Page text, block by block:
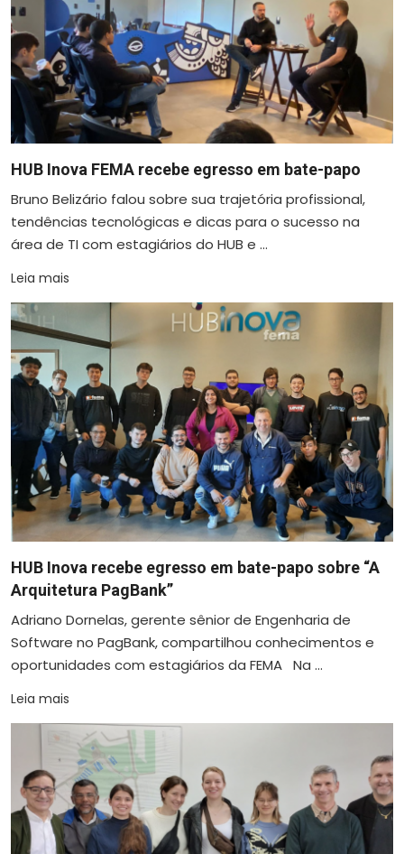
HUB Inova FEMA recebe egresso em bate-papo
Bruno Belizário falou sobre sua trajetória profissional,
tendências tecnológicas e dicas para o sucesso na
área de TI com estagiários do HUB e ...
Leia mais
HUB Inova recebe egresso em bate-papo sobre “A
Arquitetura PagBank”
Adriano Dornelas, gerente sênior de Engenharia de
Software no PagBank, compartilhou conhecimentos e
oportunidades com estagiários da FEMA Na ...
Leia mais